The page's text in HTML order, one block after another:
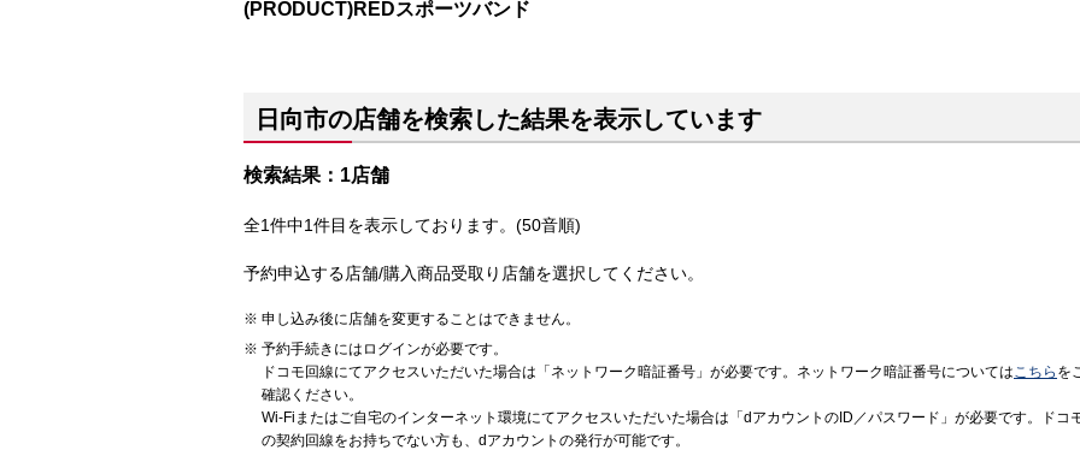
(PRODUCT)REDスポーツバンド
日向市の店舗を検索した結果を表示しています
検索結果：1店舗
全1件中1件目を表示しております。(50音順)
予約申込する店舗/購入商品受取り店舗を選択してください。
申し込み後に店舗を変更することはできません。
予約手続きにはログインが必要です。
ドコモ回線にてアクセスいただいた場合は「ネットワーク暗証番号」が必要です。ネットワーク暗証番号についてはこちら を
確認ください。
Wi-Fiまたはご自宅のインターネット環境にてアクセスいただいた場合は「dアカウントのID／パスワード」が必要です。ドコ
の契約回線をお持ちでない方も、dアカウントの発行が可能です。